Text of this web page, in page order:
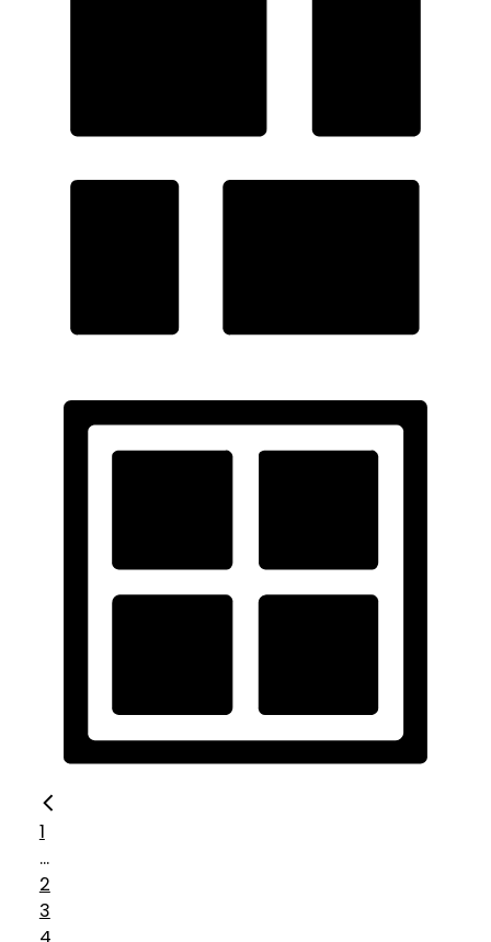
1
...
2
3